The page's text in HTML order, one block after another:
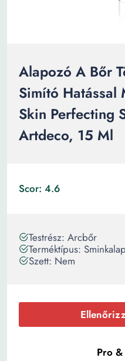
Alapozó A Bőr
Simító Hatással
Skin Perfecting
Artdeco, 15 Ml
Scor: 4.6
Testrész: Arcbőr
Terméktípus: Sminkalap
Szett: Nem